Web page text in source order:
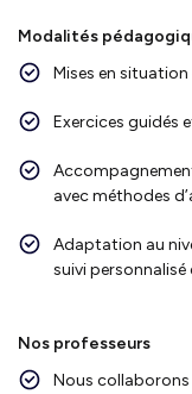
Modalités
Mises en
Exercices guidés
avec méthodes
Adaptation au
suivi
Nos professeurs
Nous collaborons